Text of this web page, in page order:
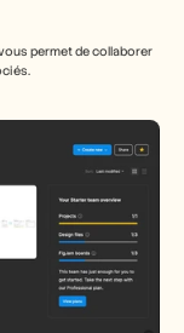
permet de collaborer